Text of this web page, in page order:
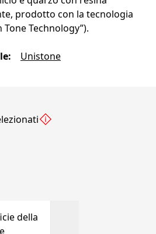
prodotto con la tecnologia
Tone Technology”).
: Unistone
della